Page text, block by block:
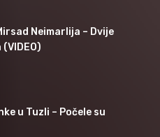
Neimarlija – Dvije
u Tuzli – Počele su